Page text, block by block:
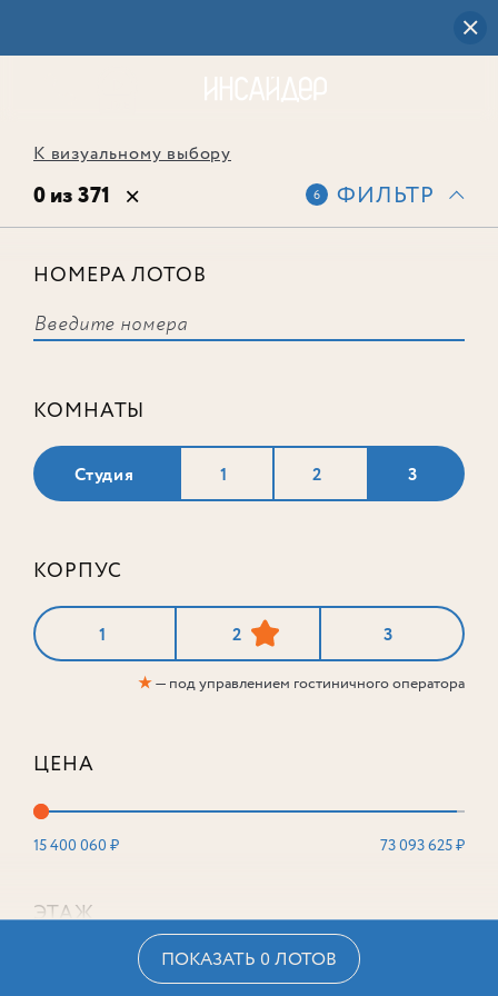
К визуальному выбору
0 из 371 6 ФИЛЬТР
НОМЕРА ЛОТОВ
КОМНАТЫ
Студия 1 2 3
КОРПУС
1 2 3
★— под управлением гостиничного оператора
ЦЕНА
15 400 060 ₽ 73 093 625 ₽
ЭТАЖ
ПОКАЗАТЬ 0 ЛОТОВ
соответствует ни одного лота